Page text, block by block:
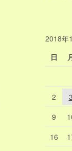
2018年
日
2
3
9
16